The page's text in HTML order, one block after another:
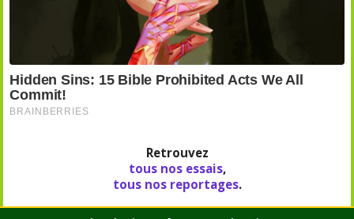
Retrouvez
tous nos essais,
tous nos reportages.